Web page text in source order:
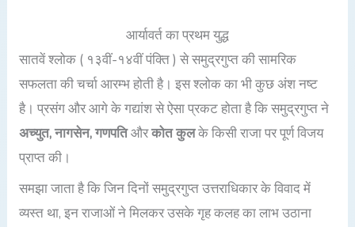
आर्यावर्त का प्रथम युद्ध
सातवें श्लोक ( १३वीं-१४वीं पंक्ति ) से समुद्रगुप्त की सामरिक
सफलता की चर्चा आरम्भ होती है। इस श्लोक का भी कुछ अंश नष्ट
है। प्रसंग और आगे के गद्यांश से ऐसा प्रकट होता है कि समुद्रगुप्त ने
अच्युत, नागसेन, गणपतिऔरकोत कुलके किसी राजा पर पूर्ण विजय
प्राप्त की।
समझा जाता है कि जिन दिनों समुद्रगुप्त उत्तराधिकार के विवाद में
व्यस्त था, इन राजाओं ने मिलकर उसके गृह कलह का लाभ उठाना